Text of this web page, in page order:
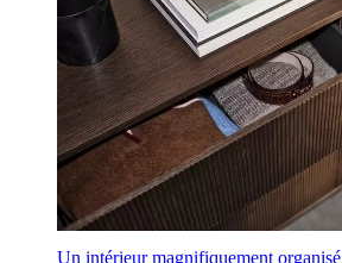
Un intérieur magnifiquement organisé